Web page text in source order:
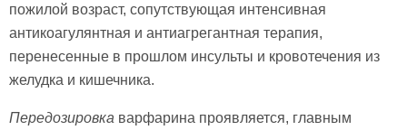
пожилой возраст, сопутствующая интенсивная
антикоагулянтная и антиагрегантная терапия,
перенесенные в прошлом инсульты и кровотечения из
желудка и кишечника.
Передозировка варфарина проявляется, главным